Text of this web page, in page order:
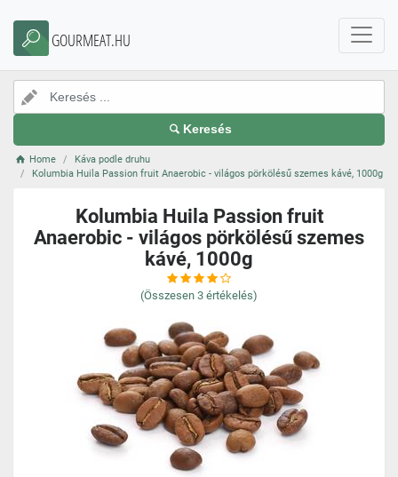
GOURMEAT.HU
Keresés
Home
Káva podle druhu
Kolumbia Huila Passion fruit Anaerobic - világos pörkölésű szemes kávé, 1000g
Kolumbia Huila Passion fruit
Anaerobic - világos pörkölésű szemes
kávé, 1000g
(Összesen 3 értékelés)